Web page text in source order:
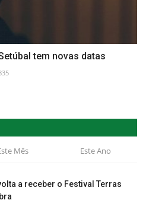
tem novas datas
Mês Este Ano
a receber o Festival Terras